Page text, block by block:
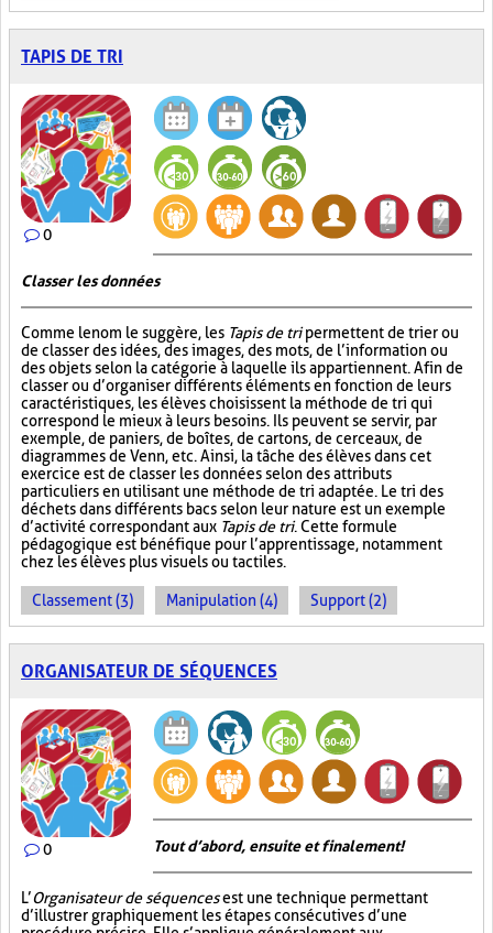
TAPIS DE TRI
0
Classer les données
Comme le nom le suggère, les Tapis de tripermettent de trier ou
de classer des idées, des images, des mots, de l’information ou
des objets selon la catégorie à laquelle ils appartiennent. Afin de
classer ou d’organiser différents éléments en fonction de leurs
caractéristiques, les élèves choisissent la méthode de tri qui
correspond le mieux à leurs besoins. Ils peuvent se servir, par
exemple, de paniers, de boîtes, de cartons, de cerceaux, de
diagrammes de Venn, etc. Ainsi, la tâche des élèves dans cet
exercice est de classer les données selon des attributs
particuliers en utilisant une méthode de tri adaptée. Le tri des
déchets dans différents bacs selon leur nature est un exemple
d’activité correspondant aux Tapis de tri. Cette formule
pédagogique est bénéfique pour l’apprentissage, notamment
chez les élèves plus visuels ou tactiles.
Classement (3) Manipulation (4) Support (2)
ORGANISATEUR DE SÉQUENCES
0 Tout d’abord, ensuite et finalement!
L’Organisateur de séquencesest une technique permettant
d’illustrer graphiquement les étapes consécutives d’une